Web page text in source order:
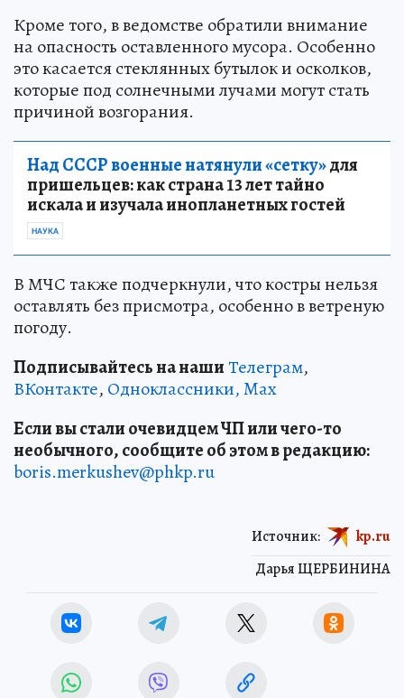
Кроме того, в ведомстве обратили внимание
на опасность оставленного мусора. Особенно
это касается стеклянных бутылок и осколков,
которые под солнечными лучами могут стать
причиной возгорания.
Над СССР военные натянули «сетку»для
пришельцев: как страна 13 лет тайно
искала и изучала инопланетных гостей
НАУКА
В МЧС также подчеркнули, что костры нельзя
оставлять без присмотра, особенно в ветреную
погоду.
Подписывайтесь на нашиТелеграм,
ВКонтакте, Одноклассники,Max
Если вы стали очевидцем ЧП или чего-то
необычного, сообщите об этом в редакцию:
boris.merkushev@phkp.ru
Дарья ЩЕРБИНИНА
Источник: kp.ru